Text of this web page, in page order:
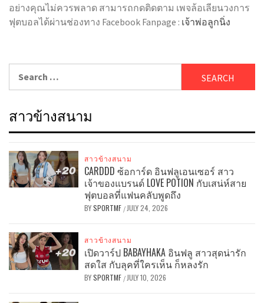
อย่างคุณไม่ควรพลาด สามารถกดติดตาม เพจล้อเลียนวงการ
ฟุตบอลได้ผ่านช่องทาง Facebook Fanpage : เจ้าพ่อลูกนิ่ง
for:
สาวข้างสนาม
สาวข้างสนาม
CARDDD ซ้อการ์ด อินฟลูเอนเซอร์ สาว
เจ้าของแบรนด์ LOVE POTION กับเสน่ห์สาย
ฟุตบอลที่แฟนคลับพูดถึง
BYSPORTMF / JULY 24, 2026
สาวข้างสนาม
เปิดวาร์ป BABAYHAKA อินฟลู สาวสุดน่ารัก
สดใส กับลุคที่ใครเห็น ก็หลงรัก
BYSPORTMF / JULY 10, 2026